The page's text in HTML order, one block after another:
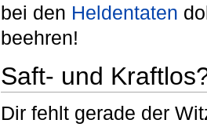
bei den Heldentaten
beehren!
Saft- und
Dir fehlt gerade der